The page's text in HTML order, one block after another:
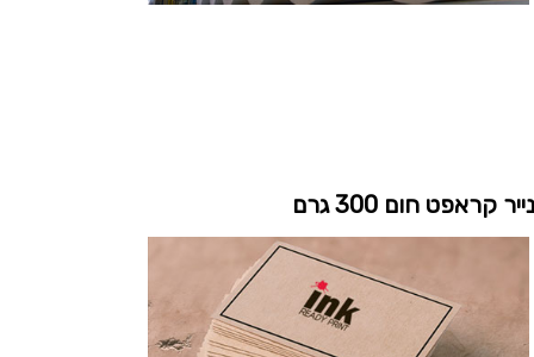
נייר קראפט חום 300 גרם